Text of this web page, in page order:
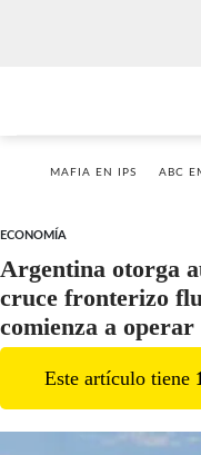
MAFIA EN IPS ABC
ECONOMÍA
Argentina otorga
cruce fronterizo
comienza a operar
Este artículo tiene 1